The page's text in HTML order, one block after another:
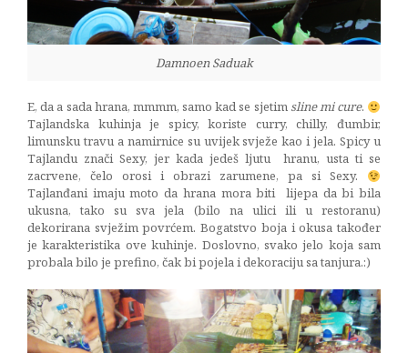
Damnoen Saduak
E, da a sada hrana, mmmm, samo kad se sjetim sline mi cure.
Tajlandska kuhinja je spicy, koriste curry, chilly, đumbir,
limunsku travu a namirnice su uvijek svježe kao i jela. Spicy u
Tajlandu znači Sexy, jer kada jedeš ljutu hranu, usta ti se
zacrvene, čelo orosi i obrazi zarumene, pa si Sexy.
Tajlanđani imaju moto da hrana mora biti lijepa da bi bila
ukusna, tako su sva jela (bilo na ulici ili u restoranu)
dekorirana svježim povrćem. Bogatstvo boja i okusa također
je karakteristika ove kuhinje. Doslovno, svako jelo koja sam
probala bilo je prefino, čak bi pojela i dekoraciju sa tanjura.:)